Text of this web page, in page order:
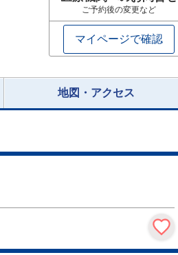
ご予約後の変更など
マイページで確認
地図・アクセス